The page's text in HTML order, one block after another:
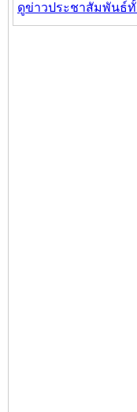
ดูข่าวประชาสัมพันธ์